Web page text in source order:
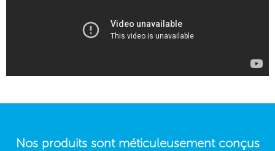
Nos produits sont méticuleusement conçus